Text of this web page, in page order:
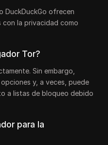
DuckDuckGo ofrecen
con la privacidad como
Tor?
Sin embargo,
y, a veces, puede
a listas de bloqueo debido
para la